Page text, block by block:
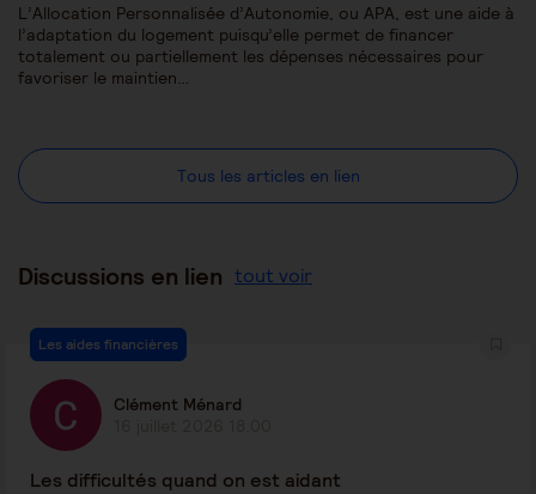
L’Allocation Personnalisée d’Autonomie, ou APA, est une aide à
l’adaptation du logement puisqu’elle permet de financer
totalement ou partiellement les dépenses nécessaires pour
favoriser le maintien…
Tous les articles en lien
Discussions en lien tout voir
Les aides financières
Clément Ménard
Les difficultés quand on est aidant